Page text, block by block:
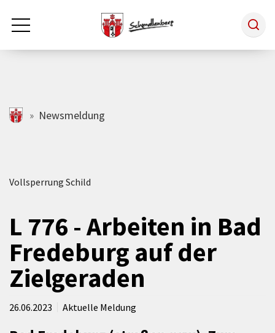
Zum Hauptinhalt springen
Rathaus & Politik
Tourismus
Freizeit & Kultur
Wirtschaft
schmallenberg.de
Newsmeldung
Vollsperrung Schild
L 776 - Arbeiten in Bad
Fredeburg auf der
Zielgeraden
26.06.2023 Aktuelle Meldung